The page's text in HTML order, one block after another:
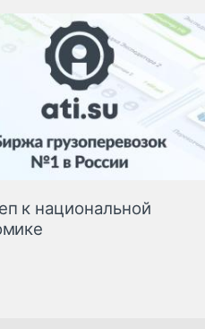
к национальной